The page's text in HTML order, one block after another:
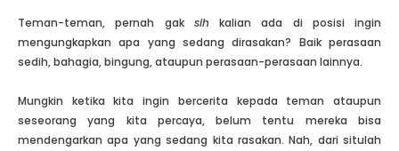
Teman-teman, pernah gak sih kalian ada di posisi ingin
mengungkapkan apa yang sedang dirasakan? Baik perasaan
sedih, bahagia, bingung, ataupun perasaan-perasaan lainnya.
Mungkin ketika kita ingin bercerita kepada teman ataupun
seseorang yang kita percaya, belum tentu mereka bisa
mendengarkan apa yang sedang kita rasakan. Nah, dari situlah